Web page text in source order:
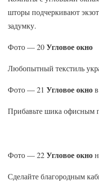
шторы подчеркивают
задумку.
Фото — 20Угловое окно
Любопытный текстиль
Фото — 21 Угловое окно
Прибавьте шика офисным
Фото — 22Угловое окно
Сделайте благородным